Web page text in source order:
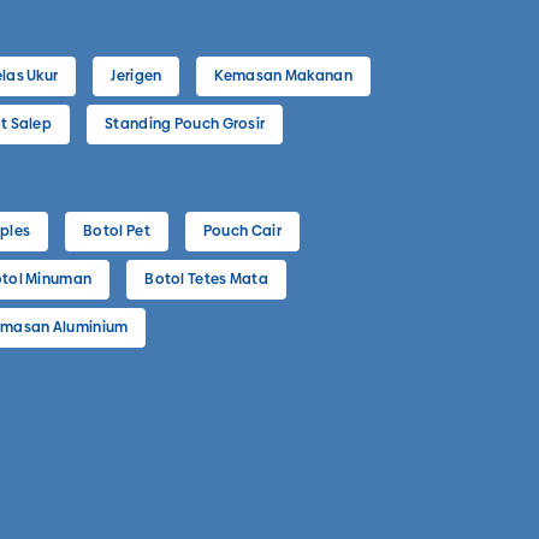
Ukur Jerigen Kemasan Makanan
Salep Standing Pouch Grosir
Botol Pet Pouch Cair
Minuman Botol Tetes Mata
Aluminium